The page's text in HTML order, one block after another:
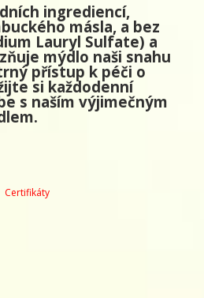
ingrediencí,
másla, a bez
Lauryl Sulfate) a
mýdlo naši snahu
přístup k péči o
si každodenní
s naším výjimečným
Certifikáty